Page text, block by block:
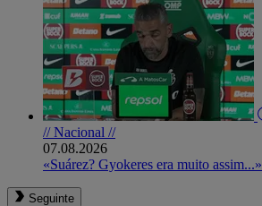
// Nacional //
07.08.2026
«Suárez? Gyokeres era muito assim...»
Seguinte